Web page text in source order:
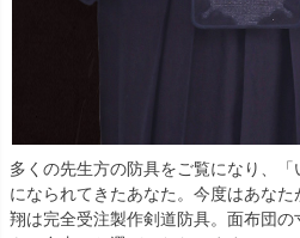
多くの先生方の防具をご覧になり、「
になられてきたあなた。今度はあな
翔は完全受注製作剣道防具。面布団